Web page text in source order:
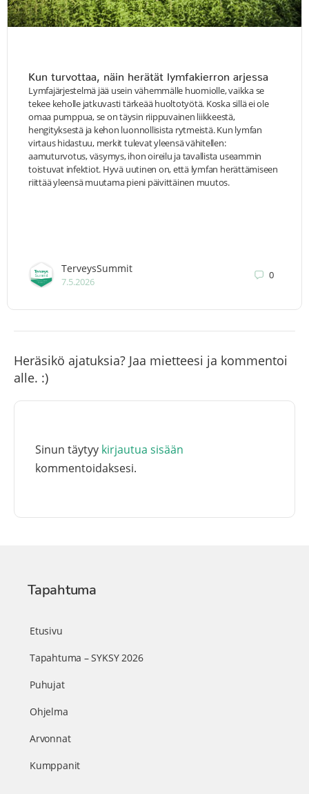
Kun turvottaa, näin herätät lymfakierron arjessa
Lymfajärjestelmä jää usein vähemmälle huomiolle, vaikka se
tekee keholle jatkuvasti tärkeää huoltotyötä. Koska sillä ei ole
omaa pumppua, se on täysin riippuvainen liikkeestä,
hengityksestä ja kehon luonnollisista rytmeistä. Kun lymfan
virtaus hidastuu, merkit tulevat yleensä vähitellen:
aamuturvotus, väsymys, ihon oireilu ja tavallista useammin
toistuvat infektiot. Hyvä uutinen on, että lymfan herättämiseen
riittää yleensä muutama pieni päivittäinen muutos.
TerveysSummit
7.5.2026
0
Heräsikö ajatuksia? Jaa mietteesi ja kommentoi
alle. :)
Sinun täytyy kirjautua sisään
kommentoidaksesi.
Tapahtuma
Etusivu
Tapahtuma – SYKSY 2026
Puhujat
Ohjelma
Arvonnat
Kumppanit